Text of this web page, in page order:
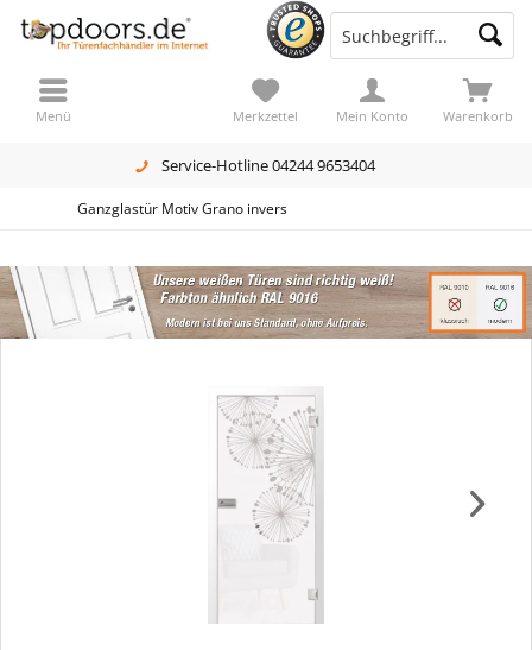
Service-Hotline 04244 9653404
Warenkorb
Merkzettel Mein Konto
Menü
Ganzglastür Motiv Grano invers